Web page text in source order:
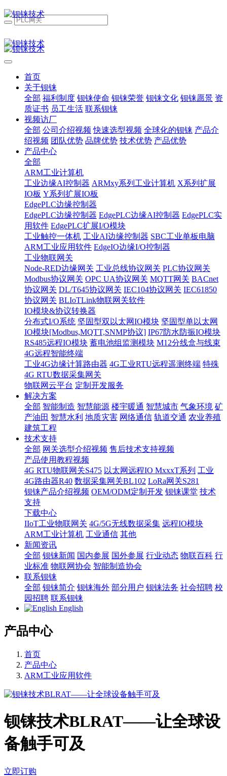
首页
关于钡铼
全部 福利制度 钡铼使命 钡铼荣誉 钡铼文化 钡铼愿景 资
质证书 员工生活 联系钡铼
视频访厂
全部 公司介绍视频 快速选型视频 全球化的钡铼 产品介
绍视频 团队优势 品牌优势 技术优势 产品优势
产品中心
全部
ARM工业计算机
工业边缘AI控制器 ARMxy系列工业计算机 X系列扩展
IO板 Y系列扩展IO板
EdgePLC边缘控制器
EdgePLC边缘控制器 EdgePLC边缘AI控制器 EdgePLC实
用软件 EdgePLC扩展I/O模块
工业触控一体机 工业AI边缘控制器 SBC工业单板电脑
ARM工业应用软件 EdgeIO边缘I/O控制器
工业物联网关
Node-RED边缘网关 工业总线协议网关 PLC协议网关
Modbus协议网关 OPC UA协议网关 MQTT网关 BACnet
协议网关 DL/T645协议网关 IEC104协议网关 IEC61850
协议网关 BLIoTLink物联网关软件
IO模块&协议转换器
分布式I/O系统 坚固型双以太网IO模块 坚固型单以太网
IO模块[Modbus,MQTT,SNMP协议] IP67防水防振IO模块
RS485远程IO模块 蓄电池组监测模块 M12分线盒与线束
4G远程智能终端
工业4G边缘计算路由器 4G工业RTU远程遥测终端 特殊
4G RTU数据采集网关
物联网云平台 定制开发服务
解决方案
全部 智能制造 智慧能源 楼宇暖通 智慧城市 气象环境 矿
产油田 智慧水利 地质灾害 网络通信 轨道交通 农业养殖
建筑工程
技术支持
全部 网关选型介绍视频 售后技术支持视频
产品使用教程视频
4G RTU物联网关S475 以太网远程IO MxxxT系列 工业
4G路由器R40 数据采集网关BL102 LoRa网关S281
钡铼产品介绍视频 OEM/ODM定制开发 钡铼课堂 技术
支持
下载中心
IIoT工业物联网关 4G/5G无线数据采集 远程IO模块
ARM工业计算机 工业通信 其他
新闻资讯
全部 钡铼新闻 国内参展 国外参展 行业动态 物联百科 行
业标准 物联网协会 智能制造协会
联系钡铼
全部 钡铼简介 钡铼海外 部分用户 钡铼法务 社会招聘 校
园招聘 联系钡铼
English
产品中心
首页
产品中心
ARM工业应用软件
钡铼技术BLRAT——让全球设
备触手可及
立即订购